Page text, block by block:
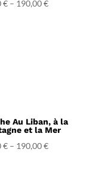
€ – 190,00€
Au Liban, à la
et la Mer
€ – 190,00€